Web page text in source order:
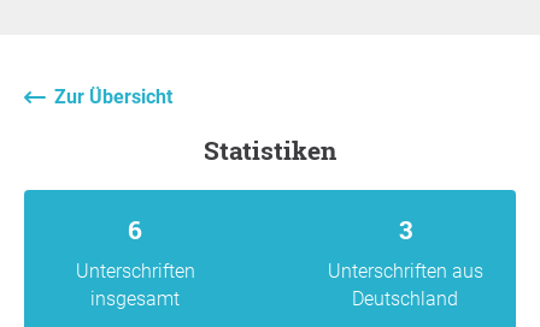
Zur Übersicht
Statistiken
6
Unterschriften
insgesamt
3
Unterschriften aus
Deutschland